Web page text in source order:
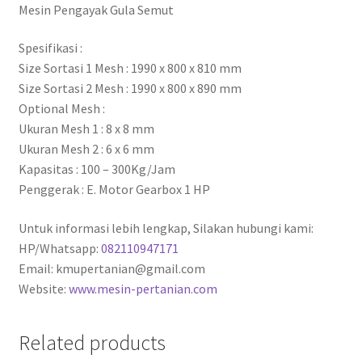
Mesin Pengayak Gula Semut
Spesifikasi :
Size Sortasi 1 Mesh : 1990 x 800 x 810 mm
Size Sortasi 2 Mesh : 1990 x 800 x 890 mm
Optional Mesh :
Ukuran Mesh 1 : 8 x 8 mm
Ukuran Mesh 2 : 6 x 6 mm
Kapasitas : 100 – 300Kg/Jam
Penggerak : E. Motor Gearbox 1 HP
Untuk informasi lebih lengkap, Silakan hubungi kami:
HP/Whatsapp: 082110947171
Email: kmupertanian@gmail.com
Website: www.mesin-pertanian.com
Related products